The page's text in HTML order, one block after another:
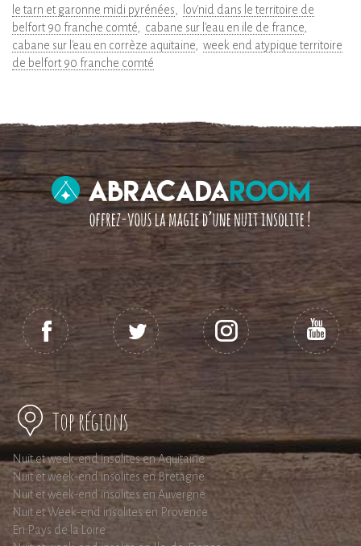
le tarn et garonne midi pyrénées
lov'nid dans le territoire de
belfort 90 franche comté
cabane sur l'eau en ile de france
cabane sur l'eau en corrèze aquitaine
week end atypique territoire
de belfort 90 franche comté
Top régions
Nuit et week-end insolites en Aquitaine
Nuit et week-end insolites en Bretagne
Nuit et week-end insolites en Auvergne
Nuit et Week-end insolites en Provence
En Pays de la Loire